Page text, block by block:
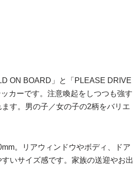
ON BOARD」と「PLEASE DRIVE
カーです。注意喚起をしつつも強す
す。男の子／女の子の2柄をバリエ
。リアウィンドウやボディ、ドア
いサイズ感です。家族の送迎やお出